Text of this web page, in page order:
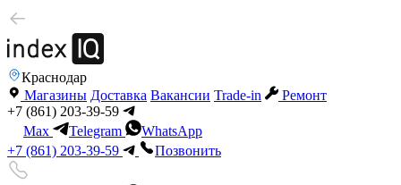
Краснодар
Магазины Доставка Вакансии Trade-in
Ремонт
+7 (861) 203-39-59
Max
Telegram
WhatsApp
+7 (861) 203-39-59
Позвонить